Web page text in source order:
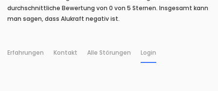
durchschnittliche Bewertung von 0 von 5 Sternen. Insgesamt kann
man sagen, dass Alukraft negativ ist.
Erfahrungen Kontakt Alle Störungen Login